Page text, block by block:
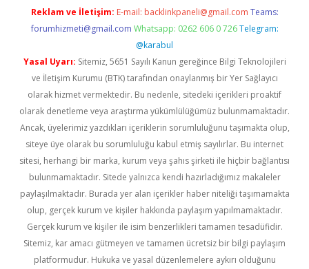
Reklam ve İletişim: E-mail: backlinkpaneli@gmail.com Teams:
forumhizmeti@gmail.com Whatsapp: 0262 606 0 726 Telegram:
@karabul
Yasal Uyarı: Sitemiz, 5651 Sayılı Kanun gereğince Bilgi Teknolojileri
ve İletişim Kurumu (BTK) tarafından onaylanmış bir Yer Sağlayıcı
olarak hizmet vermektedir. Bu nedenle, sitedeki içerikleri proaktif
olarak denetleme veya araştırma yükümlülüğümüz bulunmamaktadır.
Ancak, üyelerimiz yazdıkları içeriklerin sorumluluğunu taşımakta olup,
siteye üye olarak bu sorumluluğu kabul etmiş sayılırlar. Bu internet
sitesi, herhangi bir marka, kurum veya şahıs şirketi ile hiçbir bağlantısı
bulunmamaktadır. Sitede yalnızca kendi hazırladığımız makaleler
paylaşılmaktadır. Burada yer alan içerikler haber niteliği taşımamakta
olup, gerçek kurum ve kişiler hakkında paylaşım yapılmamaktadır.
Gerçek kurum ve kişiler ile isim benzerlikleri tamamen tesadüfidir.
Sitemiz, kar amacı gütmeyen ve tamamen ücretsiz bir bilgi paylaşım
platformudur. Hukuka ve yasal düzenlemelere aykırı olduğunu